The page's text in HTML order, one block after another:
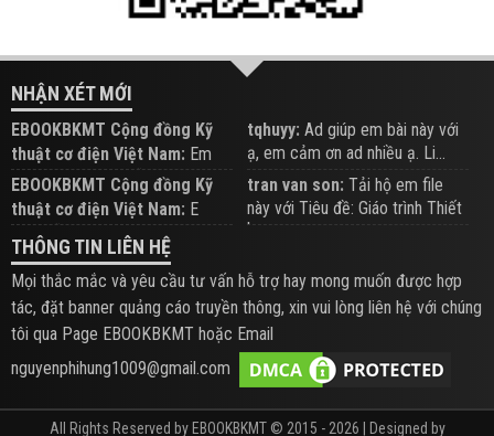
NHẬN XÉT MỚI
EBOOKBKMT Cộng đồng Kỹ
thuật cơ điện Việt Nam: Em
đăng trên Group hỗ trợ nhé
tqhuyy: Ad giúp em bài này với
ạ, em cảm ơn ad nhiều ạ. Li...
EBOOKBKMT Cộng đồng Kỹ
thuật cơ điện Việt Nam: E
xem hỗ trợ trên Group
tran van son: Tải hộ em file
này với Tiêu đề: Giáo trình Thiết
b...
THÔNG TIN LIÊN HỆ
Mọi thắc mắc và yêu cầu tư vấn hỗ trợ hay mong muốn được hợp
tác, đặt banner quảng cáo truyền thông, xin vui lòng liên hệ với chúng
tôi qua Page EBOOKBKMT hoặc Email
nguyenphihung1009@gmail.com
All Rights Reserved by EBOOKBKMT © 2015 - 2026 | Designed by